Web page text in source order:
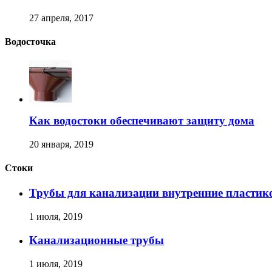
27 апреля, 2017
Водосточка
Как водостоки обеспечивают защиту дома
20 января, 2019
Стоки
Трубы для канализации внутренние
1 июля, 2019
Канализационные трубы
1 июля, 2019